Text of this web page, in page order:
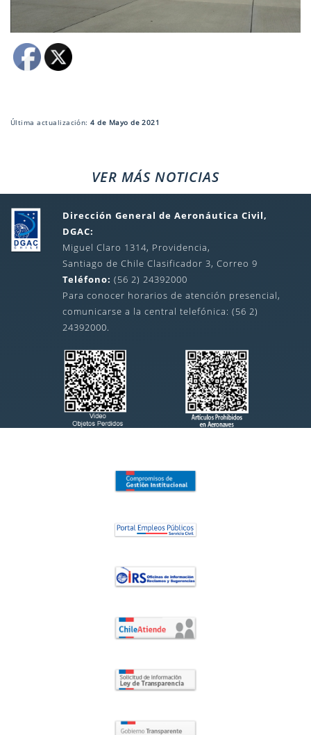
Última actualización:4 de Mayo de 2021
VER MÁS NOTICIAS
Dirección General de Aeronáutica Civil,
DGAC:
Miguel Claro 1314, Providencia,
Santiago de Chile Clasificador 3, Correo 9
Teléfono: (56 2) 24392000
Para conocer horarios de atención presencial,
comunicarse a la central telefónica: (56 2)
24392000.